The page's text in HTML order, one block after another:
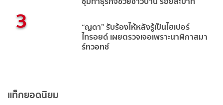
3 “ญดา” รับร้องไห้หลังรู้เป็นไฮเปอร์
ไทรอยด์ เผยตรวจเจอเพราะนาฬิกาสมา
ร์ทวอทช์
แท็กยอดนิยม